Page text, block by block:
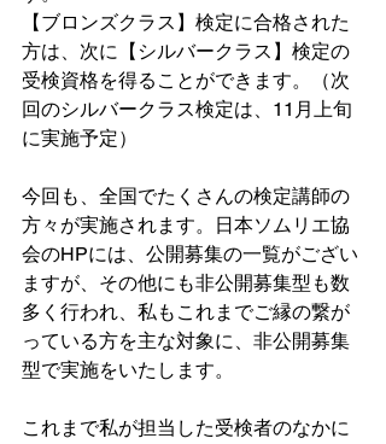
【ブロンズクラス】検定に合格された
方は、次に【シルバークラス】検定の
受検資格を得ることができます。（次
回のシルバークラス検定は、11月上旬
に実施予定）
今回も、全国でたくさんの検定講師の
方々が実施されます。日本ソムリエ協
会のHPには、公開募集の一覧がござい
ますが、その他にも非公開募集型も数
多く行われ、私もこれまでご縁の繋が
っている方を主な対象に、非公開募集
型で実施をいたします。
これまで私が担当した受検者のなかに